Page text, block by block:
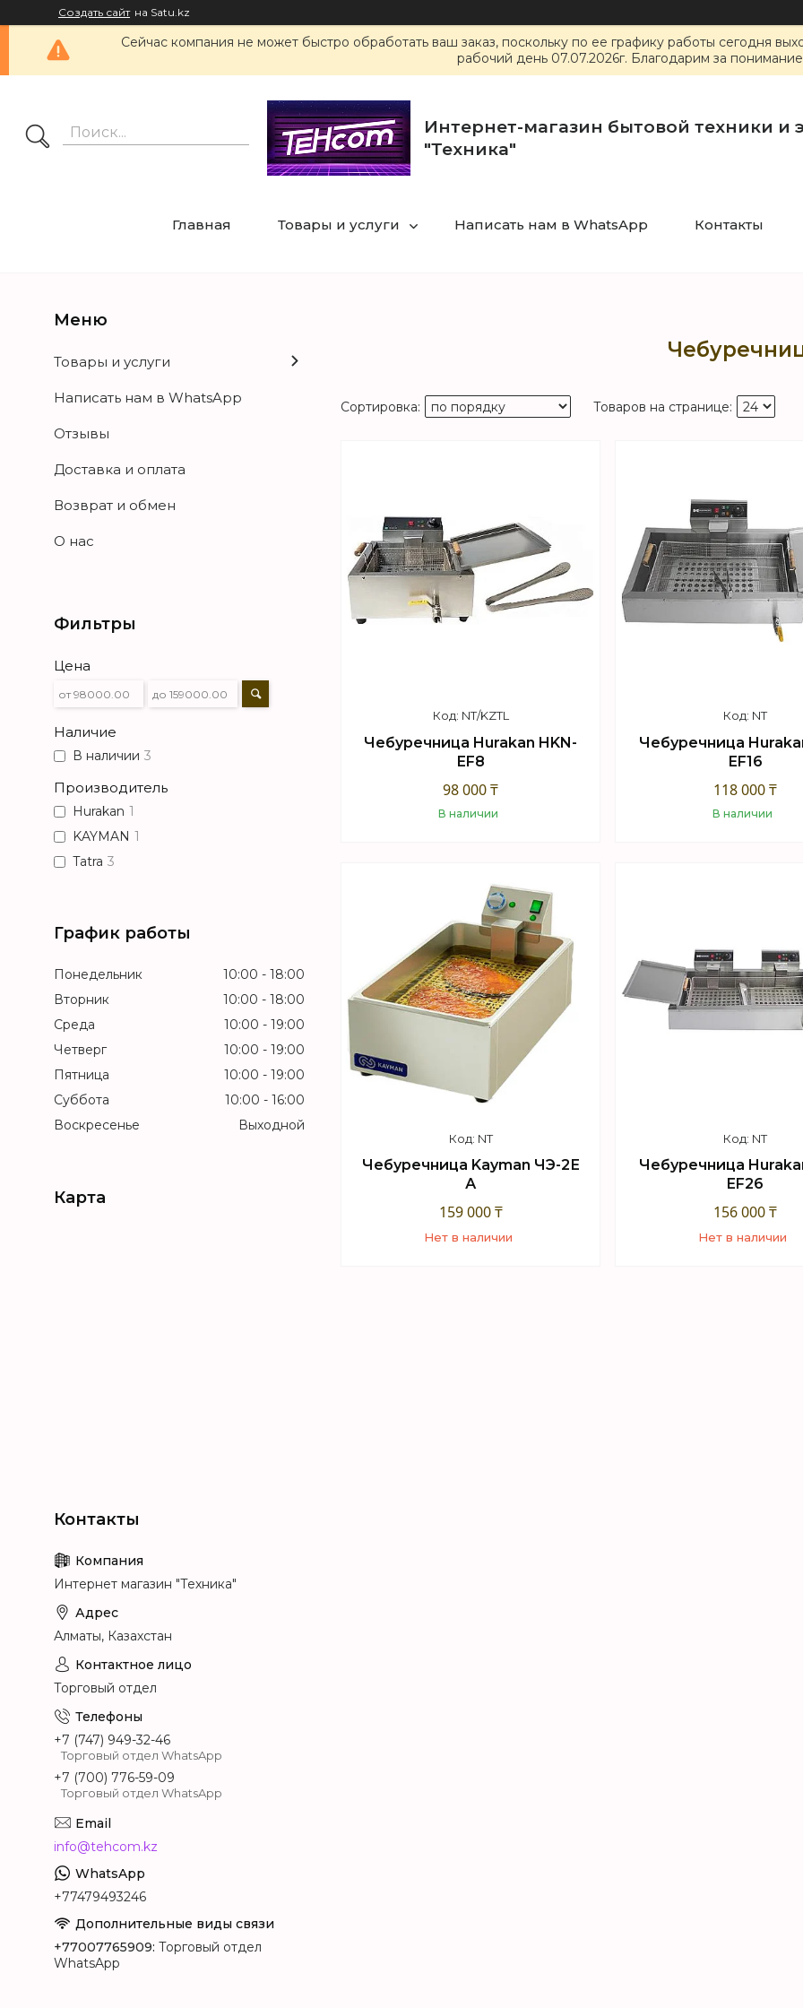
Создать сайт на Satu.kz
Сейчас компания не может быстро обработать ваш заказ, поскольку по ее графику работы сегодня
рабочий день 07.07.2026г. Благодарим за
Интернет-магазин бытовой техники и
"Техника"
Главная Товары и услуги Написать нам в WhatsApp Контакты
NT/KZTL
Чебуречница Hurakan HKN-
EF8
98 000 ₸
В наличии
NT
Чебуречница
EF16
118 000 ₸
В наличии
NT
Чебуречница Kayman ЧЭ-2Е
А
159 000 ₸
Нет в наличии
NT
Чебуречница
EF26
156 000 ₸
Нет в наличии
Товары и услуги
Написать нам в WhatsApp
Отзывы
Доставка и оплата
Возврат и обмен
О нас
Фильтры
Цена
Наличие
В наличии 3
Производитель
Hurakan 1
KAYMAN 1
Tatra 3
График работы
Понедельник 10:00
18:00
Вторник
10:00
18:00
Среда
10:00
19:00
Четверг
10:00
19:00
Пятница
10:00
19:00
Суббота
10:00
16:00
Воскресенье
Выходной
Карта
Интернет магазин "Техника"
Алматы, Казахстан
Торговый отдел
+7 (747) 949-32-46
Торговый отдел WhatsApp
+7 (700) 776-59-09
Торговый отдел WhatsApp
info@tehcom.kz
+77479493246
+77007765909 Торговый отдел
WhatsApp